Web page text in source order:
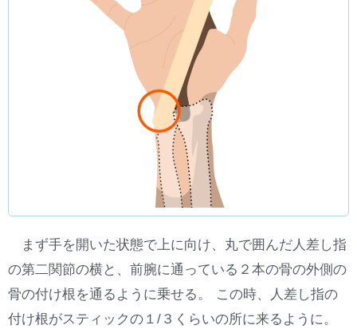
まず手を開いた状態で上に向け、丸で囲んだ人差し指
の第二関節の横と、前腕に通っている２本の骨の外側の
骨の付け根を通るように乗せる。 この時、人差し指の
付け根がスティックの１/３くらいの所に来るように。